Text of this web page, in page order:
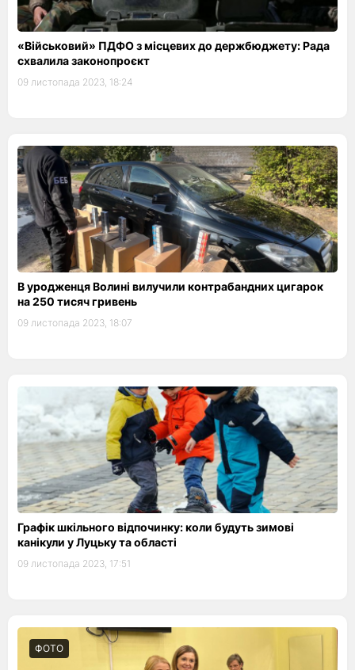
«Військовий» ПДФО з місцевих до держбюджету: Рада
схвалила законопроєкт
09 листопада 2023, 18:24
В уродженця Волині вилучили контрабандних цигарок
на 250 тисяч гривень
09 листопада 2023, 18:07
Графік шкільного відпочинку: коли будуть зимові
канікули у Луцьку та області
09 листопада 2023, 17:51
ФОТО